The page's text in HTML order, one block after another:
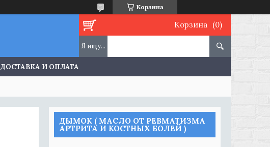
Корзина
Корзина
ДОСТАВКА И ОПЛАТА
ДЫМОК ( МАСЛО ОТ РЕВМАТИЗМА
АРТРИТА И КОСТНЫХ БОЛЕЙ )